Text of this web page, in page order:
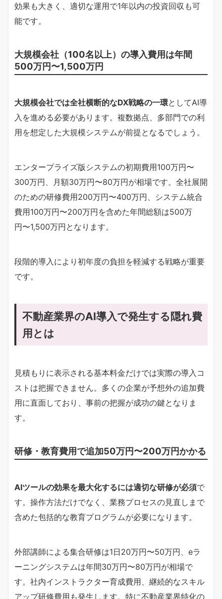
効果も大きく、適切な運用で1年以内の投資回収も可
能です。
大規模会社（100名以上）の導入費用は年間
500万円〜1,500万円
大規模会社では全社横断的なDX戦略の一環としてAI導
入を進める必要があります。複数拠点、多部門での利
用を想定した大規模システムが前提となるでしょう。
エンタープライズ版システムの初期費用100万円〜
300万円、月額30万円〜80万円が相場です。全社展開
のための研修費用200万円〜400万円、システム統合
費用100万円〜200万円を含めた年間総額は500万
円〜1,500万円となります。
段階的導入により初年度の負担を軽減する戦略が重要
です。
不動産業界のAI導入で発生する隠れ費
用とは
見積もりに表示される基本料金だけでは実際の導入コ
ストは把握できません。多くの企業が予想外の追加費
用に直面しており、事前の把握が成功の鍵となりま
す。
研修・教育費用で追加50万円〜200万円かかる
AIツールの効果を最大化するには適切な研修が必須で
す。操作方法だけでなく、業務プロセスの見直しまで
含めた包括的な教育プログラムが必要になります。
外部講師による集合研修は1日20万円〜50万円、eラ
ーニングシステムは年間30万円〜80万円が相場で
す。社内インストラクター育成費用、継続的なスキル
アップ研修費用も発生します。特に不動産業界特化の